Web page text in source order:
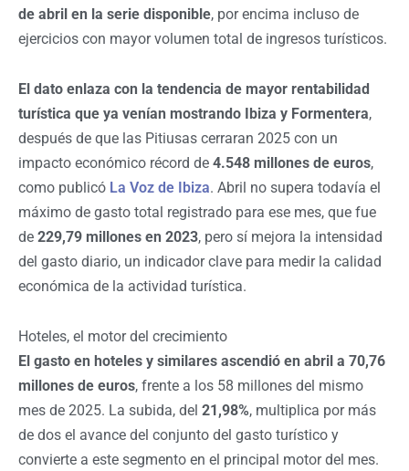
de abril en la serie disponible, por encima incluso de
ejercicios con mayor volumen total de ingresos turísticos.
El dato enlaza con la tendencia de mayor rentabilidad
turística que ya venían mostrando Ibiza y Formentera,
después de que las Pitiusas cerraran 2025 con un
impacto económico récord de 4.548 millones de euros,
como publicó La Voz de Ibiza. Abril no supera todavía el
máximo de gasto total registrado para ese mes, que fue
de 229,79 millones en 2023, pero sí mejora la intensidad
del gasto diario, un indicador clave para medir la calidad
económica de la actividad turística.
Hoteles, el motor del crecimiento
El gasto en hoteles y similares ascendió en abril a 70,76
millones de euros, frente a los 58 millones del mismo
mes de 2025. La subida, del 21,98%, multiplica por más
de dos el avance del conjunto del gasto turístico y
convierte a este segmento en el principal motor del mes.